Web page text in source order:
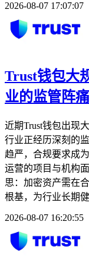
2026-08-07 17:07:07
Trust钱包大
业的监管阵
近期Trust钱包出现
行业正经历深刻的
趋严，合规要求成
运营的项目与机构
思：加密资产需在
根基，为行业长期
2026-08-07 16:20:55